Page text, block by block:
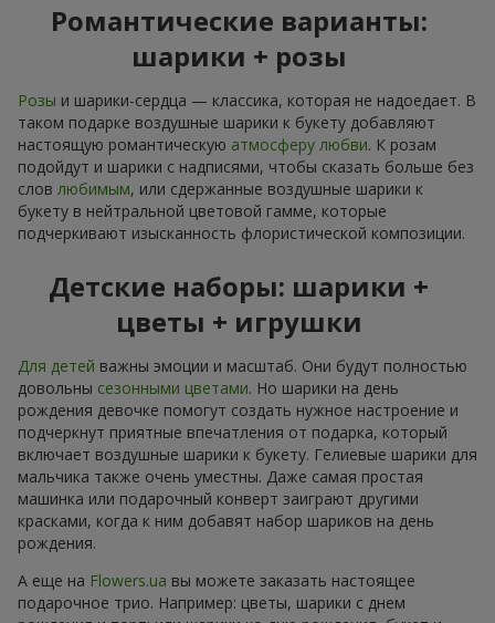
Романтические варианты:
шарики + розы
Розы и шарики-сердца — классика, которая не надоедает. В
таком подарке воздушные шарики к букету добавляют
настоящую романтическую атмосферу любви. К розам
подойдут и шарики с надписями, чтобы сказать больше без
слов любимым, или сдержанные воздушные шарики к
букету в нейтральной цветовой гамме, которые
подчеркивают изысканность флористической композиции.
Детские наборы: шарики +
цветы + игрушки
Для детей важны эмоции и масштаб. Они будут полностью
довольны сезонными цветами. Но шарики на день
рождения девочке помогут создать нужное настроение и
подчеркнут приятные впечатления от подарка, который
включает воздушные шарики к букету. Гелиевые шарики для
мальчика также очень уместны. Даже самая простая
машинка или подарочный конверт заиграют другими
красками, когда к ним добавят набор шариков на день
рождения.
А еще на Flowers.ua вы можете заказать настоящее
подарочное трио. Например: цветы, шарики с днем